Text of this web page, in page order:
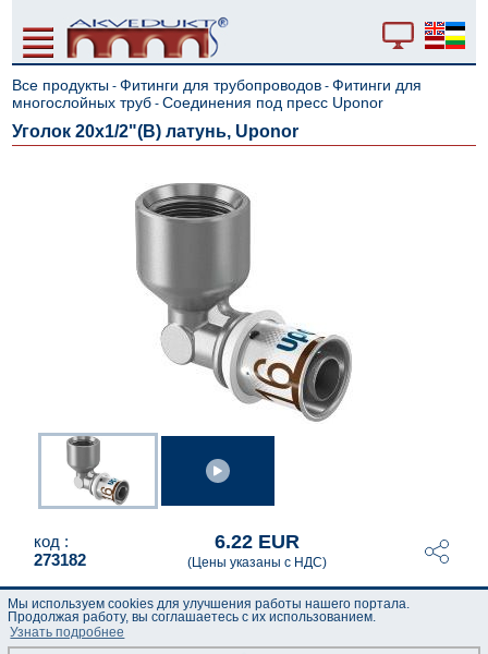
Все продукты -Фитинги для трубопроводов -Фитинги для
многослойных труб -Cоединения под пресс Uponor
Уголок 20x1/2"(В) латунь, Uponor
код :
273182
6.22 EUR
(Цены указаны с НДС)
Мы используем cookies для улучшения работы нашего портала.
Продолжая работу, вы соглашаетесь с их использованием.
Узнать подробнее